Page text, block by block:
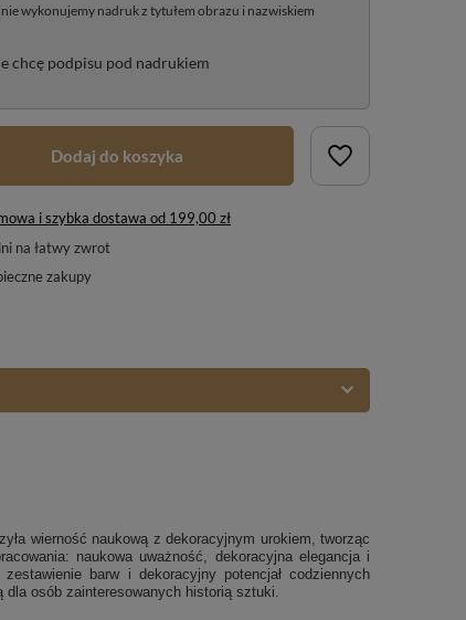
wykonujemy nadruk z tytułem obrazu i nazwiskiem
chcę podpisu pod nadrukiem
Dodaj do koszyka
i szybka dostawa od 199,00 zł
na łatwy zwrot
zakupy
wierność naukową z dekoracyjnym urokiem, tworząc
naukowa uważność, dekoracyjna elegancja i
barw i dekoracyjny potencjał codziennych
osób zainteresowanych historią sztuki.